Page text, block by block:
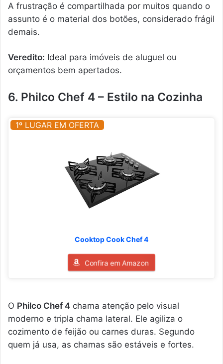
A frustração é compartilhada por muitos quando o
assunto é o material dos botões, considerado frágil
demais.
Veredito: Ideal para imóveis de aluguel ou
orçamentos bem apertados.
6. Philco Chef 4 – Estilo na Cozinha
1º LUGAR EM OFERTA
Cooktop Cook Chef 4
Confira em Amazon
O Philco Chef 4 chama atenção pelo visual
moderno e tripla chama lateral. Ele agiliza o
cozimento de feijão ou carnes duras. Segundo
quem já usa, as chamas são estáveis e fortes.